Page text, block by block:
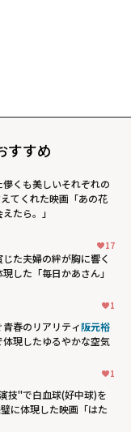
すすめ
儚くも美しいそれぞれの
てくれた映画「あの花
たら。」
17
た夫婦の絆が胸に響く――
した「毎日かあさん」
1
春のリアリティ――阪元裕
現したゆるやかな空気
1
技"で白血球(好中球)を
に体現した映画「はた